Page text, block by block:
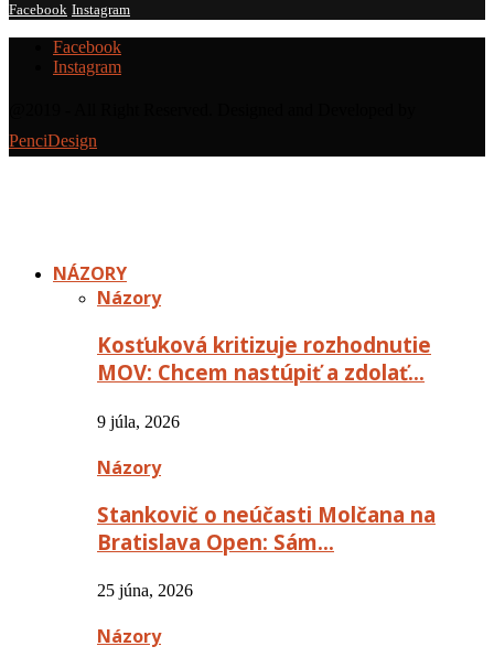
Facebook Instagram
Facebook
Instagram
PenciDesign
NÁZORY
Názory
Kosťuková kritizuje rozhodnutie
MOV: Chcem nastúpiť a zdolať…
9 júla, 2026
Názory
Stankovič o neúčasti Molčana na
Bratislava Open: Sám…
25 júna, 2026
Názory